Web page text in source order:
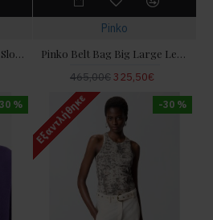
Pinko Mini Love Bag One Slouchy Small Shoulder In Suede With Inlays Τσάντα
Pinko
Pinko Belt Bag Big Large Leather Beige Τσάντα Ώμου
465,00€325,50€
% -30 %
Εξαντλήθηκε